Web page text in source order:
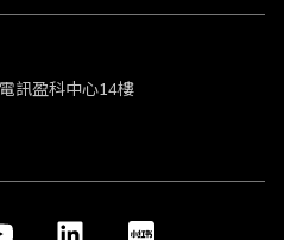
訊盈科中心14樓